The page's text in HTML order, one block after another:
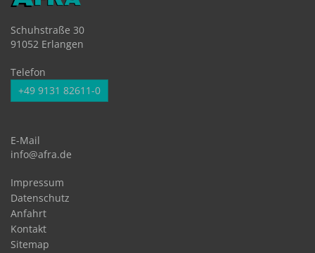
Schuhstraße 30
91052 Erlangen
Telefon
+49 9131 82611-0
E-Mail
info@afra.de
Impressum
Datenschutz
Anfahrt
Kontakt
Sitemap